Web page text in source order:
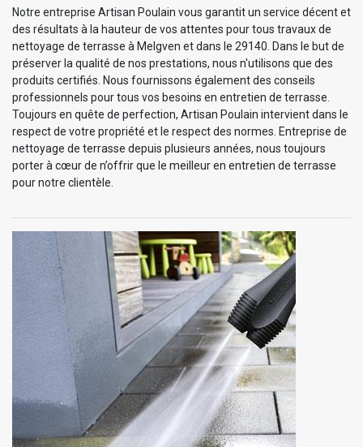
Notre entreprise Artisan Poulain vous garantit un service décent et
des résultats à la hauteur de vos attentes pour tous travaux de
nettoyage de terrasse à Melgven et dans le 29140. Dans le but de
préserver la qualité de nos prestations, nous n'utilisons que des
produits certifiés. Nous fournissons également des conseils
professionnels pour tous vos besoins en entretien de terrasse.
Toujours en quête de perfection, Artisan Poulain intervient dans le
respect de votre propriété et le respect des normes. Entreprise de
nettoyage de terrasse depuis plusieurs années, nous toujours
porter à cœur de n’offrir que le meilleur en entretien de terrasse
pour notre clientèle.